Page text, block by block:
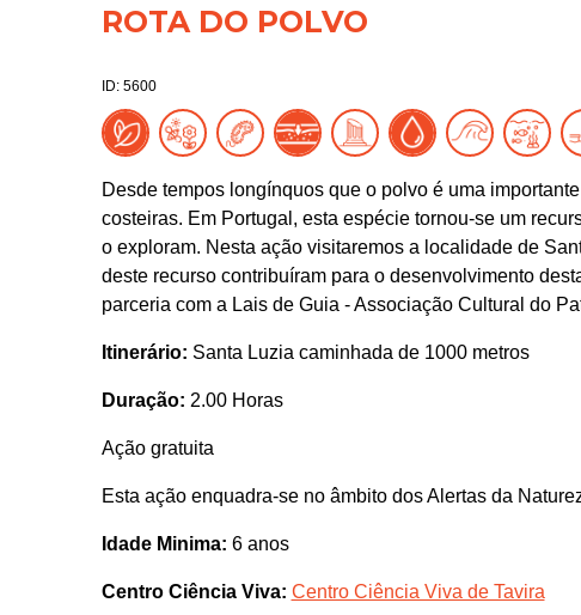
ROTA DO POLVO
ID: 5600
Desde tempos longínquos que o polvo é uma
costeiras. Em Portugal, esta espécie tornou-se um
o exploram. Nesta ação visitaremos a localidade de
deste recurso contribuíram para o desenvolvimento
parceria com a Lais de Guia - Associação Cultural do
Itinerário: Santa Luzia caminhada de 1000 metros
Duração: 2.00 Horas
Ação gratuita
Esta ação enquadra-se no âmbito dos Alertas da
Idade Minima: 6 anos
Centro Ciência Viva: Centro Ciência Viva de Tavira